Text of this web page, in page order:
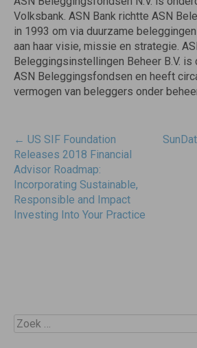
Volksbank. ASN Bank richtte ASN
in 1993 om via duurzame
aan haar visie, missie en strategie.
Beleggingsinstellingen Beheer B.V. is
ASN Beleggingsfondsen en heeft
vermogen van beleggers onder
Post
navigatie
← US SIF Foundation
Releases 2018 Financial
Advisor Roadmap:
Incorporating Sustainable,
Responsible and Impact
Investing Into Your Practice
Zoek